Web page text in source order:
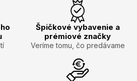
Špičkové vybavenie a
prémiové značky
Veríme tomu, čo predávame